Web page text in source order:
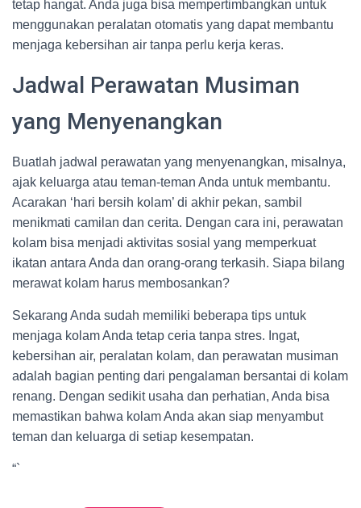
tetap hangat. Anda juga bisa mempertimbangkan untuk
menggunakan peralatan otomatis yang dapat membantu
menjaga kebersihan air tanpa perlu kerja keras.
Jadwal Perawatan Musiman
yang Menyenangkan
Buatlah jadwal perawatan yang menyenangkan, misalnya,
ajak keluarga atau teman-teman Anda untuk membantu.
Acarakan ‘hari bersih kolam’ di akhir pekan, sambil
menikmati camilan dan cerita. Dengan cara ini, perawatan
kolam bisa menjadi aktivitas sosial yang memperkuat
ikatan antara Anda dan orang-orang terkasih. Siapa bilang
merawat kolam harus membosankan?
Sekarang Anda sudah memiliki beberapa tips untuk
menjaga kolam Anda tetap ceria tanpa stres. Ingat,
kebersihan air, peralatan kolam, dan perawatan musiman
adalah bagian penting dari pengalaman bersantai di kolam
renang. Dengan sedikit usaha dan perhatian, Anda bisa
memastikan bahwa kolam Anda akan siap menyambut
teman dan keluarga di setiap kesempatan.
“`